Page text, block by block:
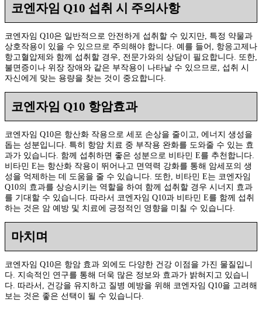
코엔자임 Q10 섭취 시 주의사항
코엔자임 Q10은 일반적으로 안전하게 섭취할 수 있지만, 특정 약물과
상호작용이 있을 수 있으므로 주의해야 합니다. 예를 들어, 항응고제나
항고혈압제와 함께 섭취할 경우, 전문가와의 상담이 필요합니다. 또한,
불면증이나 위장 장애와 같은 부작용이 나타날 수 있으므로, 섭취 시
자신에게 맞는 용량을 찾는 것이 중요합니다.
코엔자임 Q10 항암효과
코엔자임 Q10은 항산화 작용으로 세포 손상을 줄이고, 에너지 생성을
돕는 성분입니다. 특히 항암 치료 중 부작용 완화를 도와줄 수 있는 효
과가 있습니다. 함께 섭취하면 좋은 성분으로 비타민 E를 추천합니다.
비타민 E는 항산화 작용이 뛰어나고 면역력 강화를 통해 암세포의 생
성을 억제하는 데 도움을 줄 수 있습니다. 또한, 비타민 E는 코엔자임
Q10의 효과를 상승시키는 역할을 하여 함께 섭취할 경우 시너지 효과
를 기대할 수 있습니다. 따라서 코엔자임 Q10과 비타민 E를 함께 섭취
하는 것은 암 예방 및 치료에 긍정적인 영향을 미칠 수 있습니다.
마치며
코엔자임 Q10은 항암 효과 외에도 다양한 건강 이점을 가진 물질입니
다. 지속적인 연구를 통해 더욱 많은 정보와 효과가 밝혀지고 있습니
다. 따라서, 건강을 유지하고 질병 예방을 위해 코엔자임 Q10을 고려해
보는 것은 좋은 선택이 될 수 있습니다.